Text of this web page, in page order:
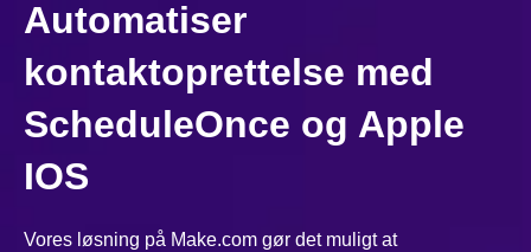
Automatiser
kontaktoprettelse med
ScheduleOnce og Apple
IOS
Vores løsning på Make.com gør det muligt at